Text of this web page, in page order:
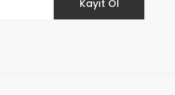
Kayıt Ol